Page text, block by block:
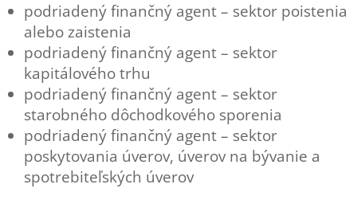
podriadený finančný agent – sektor poistenia
alebo zaistenia
podriadený finančný agent – sektor
kapitálového trhu
podriadený finančný agent – sektor
starobného dôchodkového sporenia
podriadený finančný agent – sektor
poskytovania úverov, úverov na bývanie a
spotrebiteľských úverov